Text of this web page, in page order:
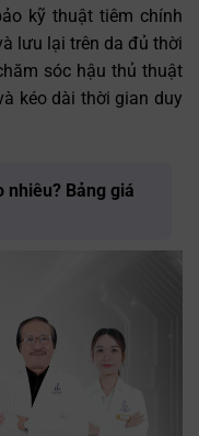
kỹ thuật tiêm chính
lưu lại trên da đủ thời
sóc hậu thủ thuật
kéo dài thời gian duy
nhiêu? Bảng giá